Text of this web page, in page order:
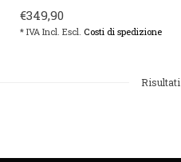
€349,90
* IVA Incl. Escl. Costi di spedizione
Risultati